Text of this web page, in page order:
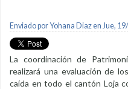
Enviado porYohana Diazen Jue,
La coordinación de
realizará una evaluación de
caída en todo el cantón Loja